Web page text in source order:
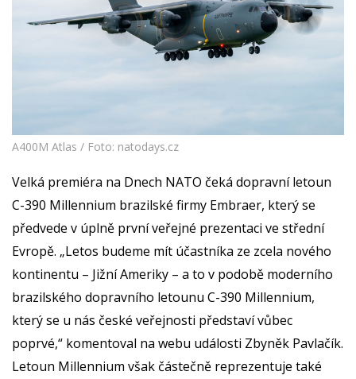
A400M Atlas / Foto: natodays.cz
Velká premiéra na Dnech NATO čeká dopravní letoun
C-390 Millennium brazilské firmy Embraer, který se
předvede v úplně první veřejné prezentaci ve střední
Evropě. „Letos budeme mít účastníka ze zcela nového
kontinentu – Jižní Ameriky – a to v podobě moderního
brazilského dopravního letounu C-390 Millennium,
který se u nás české veřejnosti představí vůbec
poprvé,“ komentoval na webu události Zbyněk Pavlačík.
Letoun Millennium však částečně reprezentuje také